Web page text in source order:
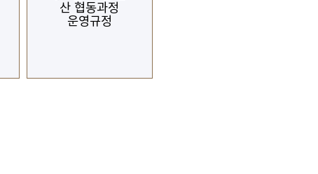
산 협동과정
운영규정